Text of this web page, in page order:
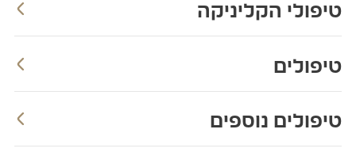
טיפולי הקליניקה
טיפולים
טיפולים נוספים